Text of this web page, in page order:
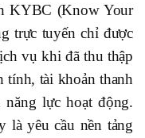
KYBC (Know Your
trực tuyến chỉ được
vụ khi đã thu thập
tính, tài khoản thanh
lực hoạt động.
là yêu cầu nền tảng